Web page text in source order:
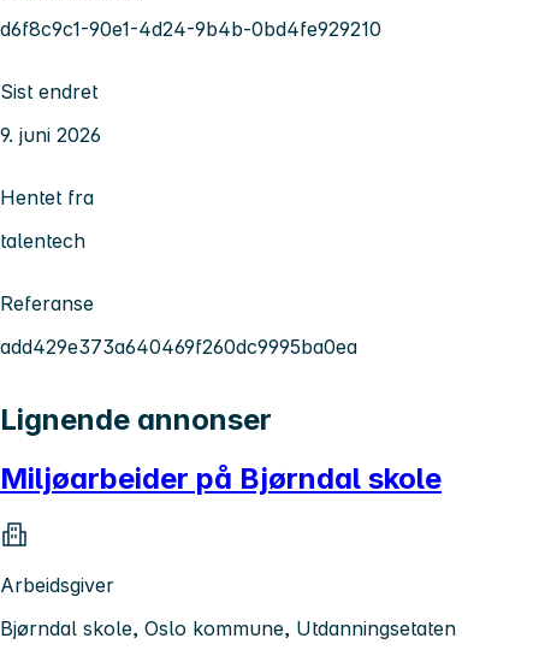
d6f8c9c1-90e1-4d24-9b4b-0bd4fe929210
Sist endret
9. juni 2026
Hentet fra
talentech
Referanse
add429e373a640469f260dc9995ba0ea
Lignende annonser
Miljøarbeider på Bjørndal skole
Arbeidsgiver
Bjørndal skole, Oslo kommune, Utdanningsetaten